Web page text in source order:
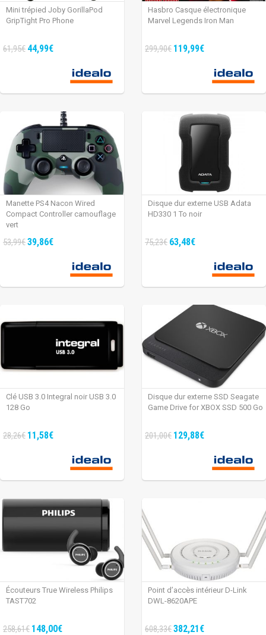
Mini trépied Joby GorillaPod
GripTight Pro Phone
61,95€ 44,99€
Hasbro Casque électronique
Marvel Legends Iron Man
299,90€ 119,99€
Manette PS4 Nacon Wired
Compact Controller camouflage
vert
53,99€39,86€
Disque dur externe USB Adata
HD330 1 To noir
75,23€ 63,48€
Clé USB 3.0 Integral noir USB 3.0
128 Go
28,26€ 11,58€
Disque dur externe SSD Seagate
Game Drive for XBOX SSD 500 Go
201,00€ 129,88€
Écouteurs True Wireless Philips
TAST702
258,61€ 148,00€
Point d’accès intérieur D-Link
DWL-8620APE
608,33€382,21€